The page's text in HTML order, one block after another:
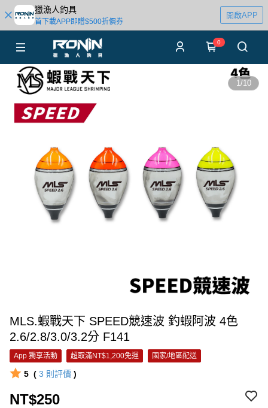
獵漁人釣具
首下載APP即贈$500折價券
開啟APP
0
1/10
MLS.蝦戰天下 SPEED競速波 釣蝦阿波 4色
2.6/2.8/3.0/3.2分 F141
App 獨享活動 超取滿NT$1,200免運 國家/地區配送
5 ( 3 則評價 )
NT$250